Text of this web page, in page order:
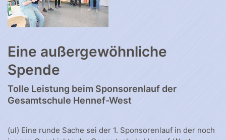
Eine außergewöhnliche
Spende
Tolle Leistung beim Sponsorenlauf der
Gesamtschule Hennef-West
(ul) Eine runde Sache sei der 1. Sponsorenlauf in der noch